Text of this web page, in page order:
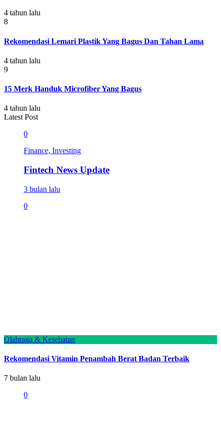
4 tahun lalu
8
Rekomendasi Lemari Plastik Yang Bagus Dan Tahan Lama
4 tahun lalu
9
15 Merk Handuk Microfiber Yang Bagus
4 tahun lalu
Latest Post
0
Finance, Investing
Fintech News Update
3 bulan lalu
0
Olahraga & Kesehatan
Rekomendasi Vitamin Penambah Berat Badan Terbaik
7 bulan lalu
0